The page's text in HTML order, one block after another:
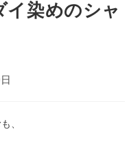
イ染めのシャ
、